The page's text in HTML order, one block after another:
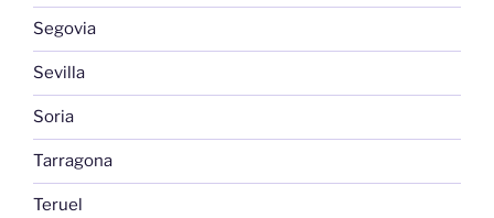
Segovia
Sevilla
Soria
Tarragona
Teruel